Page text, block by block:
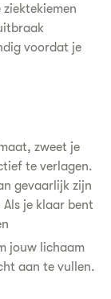
voordat je
zweet je
te verlagen.
gevaarlijk zijn
je klaar bent
jouw lichaam
aan te vullen.